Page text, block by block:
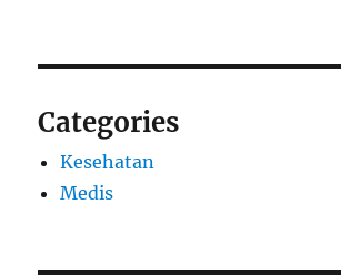
Categories
Kesehatan
Medis